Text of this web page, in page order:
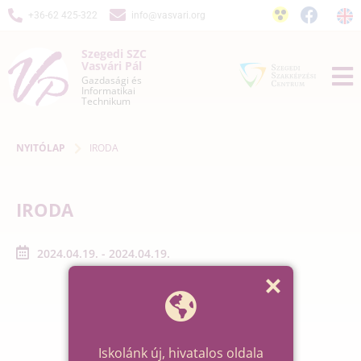
+36-62 425-322 info@vasvari.org
Szegedi SZC
Vasvári Pál
Gazdasági és
Informatikai
Technikum
NYITÓLAP IRODA
IRODA
2024.04.19. - 2024.04.19.
Iskolánk új, hivatalos oldala